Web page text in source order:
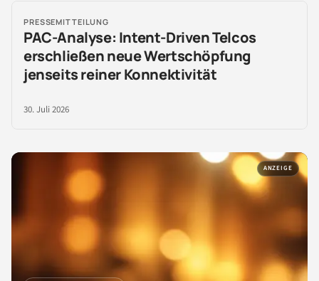
PRESSEMITTEILUNG
PAC-Analyse: Intent-Driven Telcos
erschließen neue Wertschöpfung
jenseits reiner Konnektivität
30. Juli 2026
ANZEIGE